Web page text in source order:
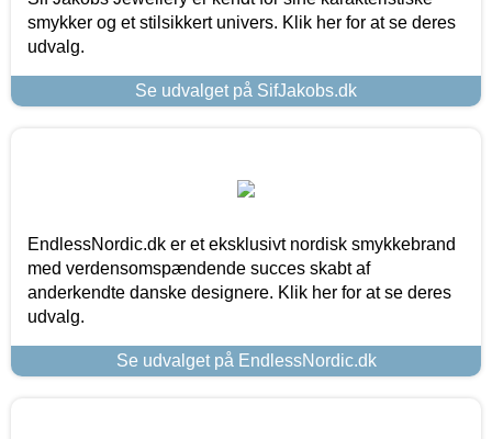
smykker og et stilsikkert univers. Klik her for at se deres
udvalg.
Se udvalget på SifJakobs.dk
EndlessNordic.dk er et eksklusivt nordisk smykkebrand
med verdensomspændende succes skabt af
anderkendte danske designere. Klik her for at se deres
udvalg.
Se udvalget på EndlessNordic.dk